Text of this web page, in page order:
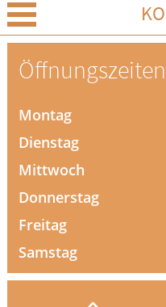
Über Uns
Ratgeber
HOMÖOPATHIE
ELTERN UND KIND
Öffnungszeiten
Montag
Dienstag
Mittwoch
Donnerstag
Freitag
Samstag